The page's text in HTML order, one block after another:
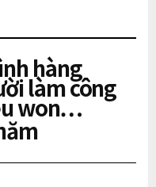
hàng
làm công
won…